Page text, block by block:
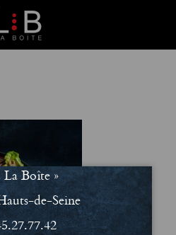
La Boîte »
de-Seine